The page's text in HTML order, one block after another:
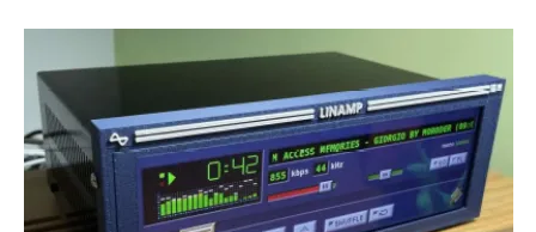
EXPAND
CHILD
MENU
신제품
EXPAND
CHILD
MENU
제품리뷰
EXPAND
CHILD